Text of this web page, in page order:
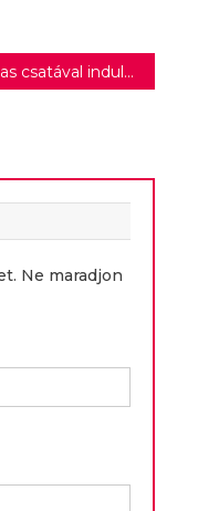
Izgalmas csatával indult a Rally Világbajnokság évada
Ne maradjon